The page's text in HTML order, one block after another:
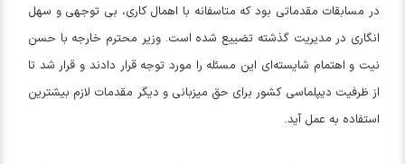
در مسابقات مقدماتی بود که متاسفانه با اهمال کاری، بی توجهی و سهل
انگاری در مدیریت گذشته تضییع شده است. وزیر محترم خارجه با حسن
نیت و اهتمام شایسته‌ای این مسئله را مورد توجه قرار دادند و قرار شد تا
از ظرفیت دیپلماسی کشور برای حق میزبانی و دیگر مقدمات لازم بیشترین
استفاده به عمل آید.